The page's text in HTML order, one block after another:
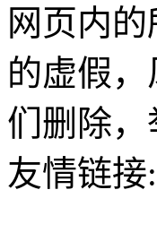
网页内
的虚假
们删除
友情链接: